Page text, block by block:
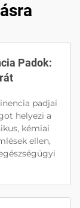
Padok:
padjai
helyezi a
kémiai
ellen,